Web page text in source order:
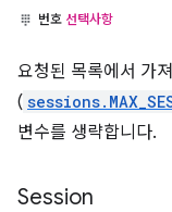
번호 선택사항
요청된 목록에서 가
(
변수를 생략합니다.
Session